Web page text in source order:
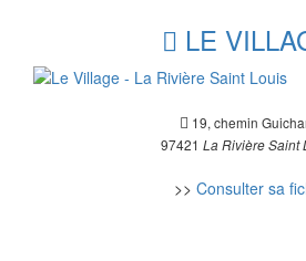
LE
19, chemin
97421 La Rivière Saint
>> Consulter sa